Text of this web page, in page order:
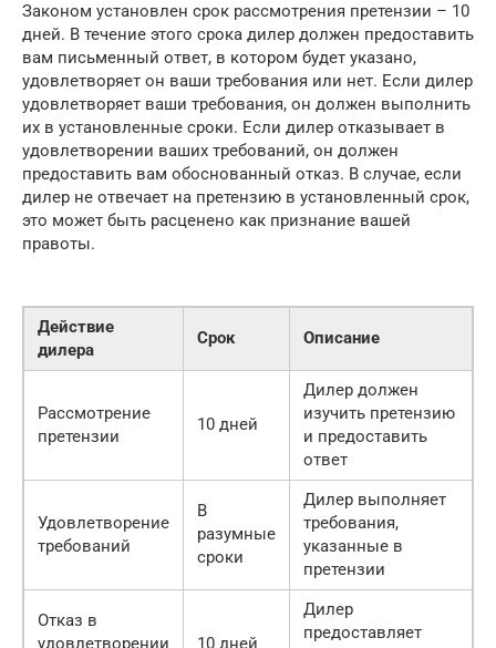
Законом установлен срок рассмотрения претензии – 10
дней. В течение этого срока дилер должен предоставить
вам письменный ответ, в котором будет указано,
удовлетворяет он ваши требования или нет. Если дилер
удовлетворяет ваши требования, он должен выполнить
их в установленные сроки. Если дилер отказывает в
удовлетворении ваших требований, он должен
предоставить вам обоснованный отказ. В случае, если
дилер не отвечает на претензию в установленный срок,
это может быть расценено как признание вашей
правоты.
Действие
дилера
Срок Описание
Рассмотрение
претензии
10 дней
Дилер должен
изучить претензию
и предоставить
ответ
Удовлетворение
требований
В
разумные
сроки
Дилер выполняет
требования,
указанные в
претензии
Отказ в
удовлетворении
10 дней
Дилер
предоставляет